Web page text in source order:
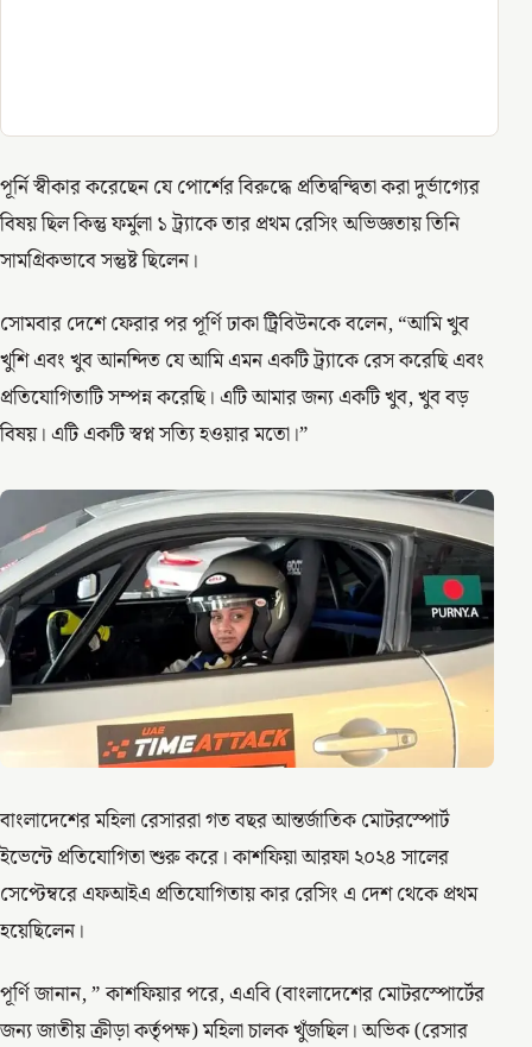
পূর্নি স্বীকার করেছেন যে পোর্শের বিরুদ্ধে প্রতিদ্বন্দ্বিতা করা দুর্ভাগ্যের
বিষয় ছিল কিন্তু ফর্মুলা ১ ট্র্যাকে তার প্রথম রেসিং অভিজ্ঞতায় তিনি
সামগ্রিকভাবে সন্তুষ্ট ছিলেন।
সোমবার দেশে ফেরার পর পূর্ণি ঢাকা ট্রিবিউনকে বলেন, “আমি খুব
খুশি এবং খুব আনন্দিত যে আমি এমন একটি ট্র্যাকে রেস করেছি এবং
প্রতিযোগিতাটি সম্পন্ন করেছি। এটি আমার জন্য একটি খুব, খুব বড়
বিষয়। এটি একটি স্বপ্ন সত্যি হওয়ার মতো।”
বাংলাদেশের মহিলা রেসাররা গত বছর আন্তর্জাতিক মোটরস্পোর্ট
ইভেন্টে প্রতিযোগিতা শুরু করে। কাশফিয়া আরফা ২০২৪ সালের
সেপ্টেম্বরে এফআইএ প্রতিযোগিতায় কার রেসিং এ দেশ থেকে প্রথম
হয়েছিলেন।
পূর্ণি জানান, ” কাশফিয়ার পরে, এএবি (বাংলাদেশের মোটরস্পোর্টের
জন্য জাতীয় ক্রীড়া কর্তৃপক্ষ) মহিলা চালক খুঁজছিল। অভিক (রেসার